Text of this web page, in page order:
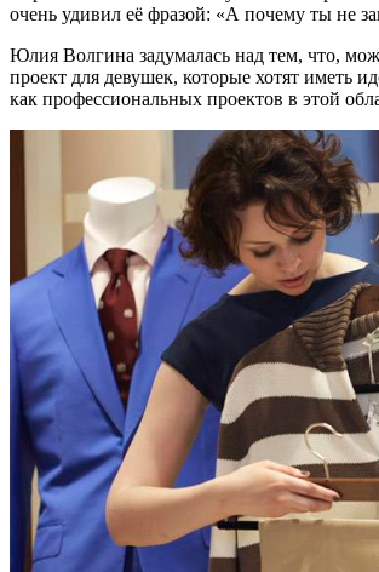
очень удивил её фразой: «А почему ты не
Юлия Волгина задумалась над тем, что,
проект для девушек, которые хотят иметь
как профессиональных проектов в этой